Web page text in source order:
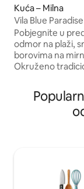
Kuća – Milna
Vila Blue Paradise
Pobjegnite u
odmor na plaži,
borovima na
Okruženo
mirno utočište
vodama Jadranskog
terasa s
opuštajući